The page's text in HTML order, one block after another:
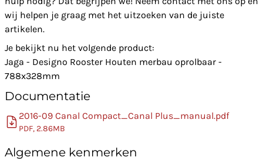
wij helpen je graag met het uitzoeken van de juiste
artikelen.
Je bekijkt nu het volgende product:
Jaga - Designo Rooster Houten merbau oprolbaar -
788x328mm
Documentatie
2016-09 Canal Compact_Canal Plus_manual.pdf
PDF, 2.86MB
Algemene kenmerken